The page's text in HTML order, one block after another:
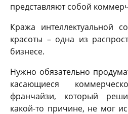
представляют собой
Кража интеллектуальной
красоты – одна из
бизнесе.
Нужно обязательно
касающиеся
франчайзи, который
какой-то причине, не мог